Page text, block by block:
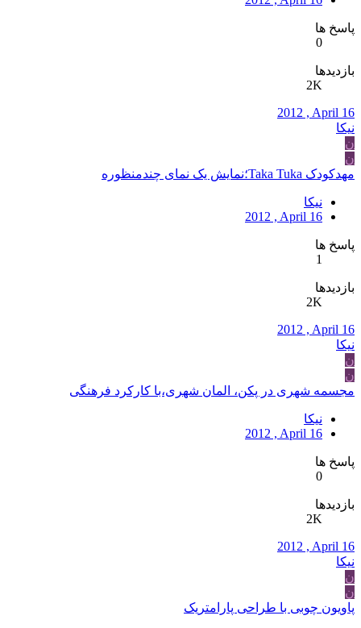
پاسخ ها
0
بازدیدها
2K
2012 , April 16
نیکا
ن
ن
مهدکودک Taka Tuka؛نمایش یک نمای چندمنظوره
نیکا
2012 , April 16
پاسخ ها
1
بازدیدها
2K
2012 , April 16
نیکا
ن
ن
مجسمه شهری در پکن، المان شهری،با کارکرد فرهنگی
نیکا
2012 , April 16
پاسخ ها
0
بازدیدها
2K
2012 , April 16
نیکا
ن
ن
پاویون چوبی با طراحی پارامتریک